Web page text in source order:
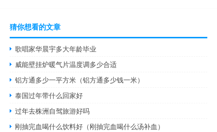
猜你想看的文章
歌唱家华晨宇多大年龄毕业
威能壁挂炉暖气片温度调多少合适
铝方通多少一平方米（铝方通多少钱一米）
泰国过年带什么回家好
过年去株洲自驾旅游好吗
刚抽完血喝什么饮料好（刚抽完血喝什么汤补血）